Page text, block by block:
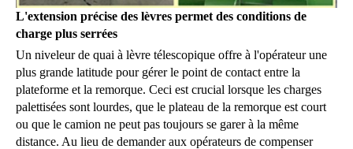
L'extension précise des lèvres permet des conditions de
charge plus serrées
Un niveleur de quai à lèvre télescopique offre à l'opérateur une
plus grande latitude pour gérer le point de contact entre la
plateforme et la remorque. Ceci est crucial lorsque les charges
palettisées sont lourdes, que le plateau de la remorque est court
ou que le camion ne peut pas toujours se garer à la même
distance. Au lieu de demander aux opérateurs de compenser